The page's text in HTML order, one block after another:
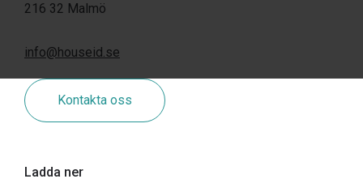
216 32 Malmö
info@houseid.se
Kontakta oss
Ladda ner